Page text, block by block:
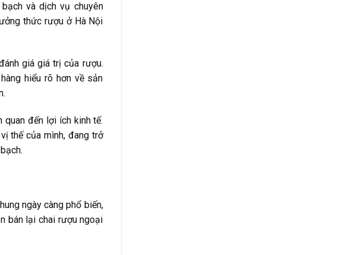
và dịch vụ chuyên
thức rượu ở Hà Nội
giá giá trị của rượu.
hiểu rõ hơn về sản
đến lợi ích kinh tế.
thế của mình, đang trở
ngày càng phổ biến,
bán lại chai rượu ngoại